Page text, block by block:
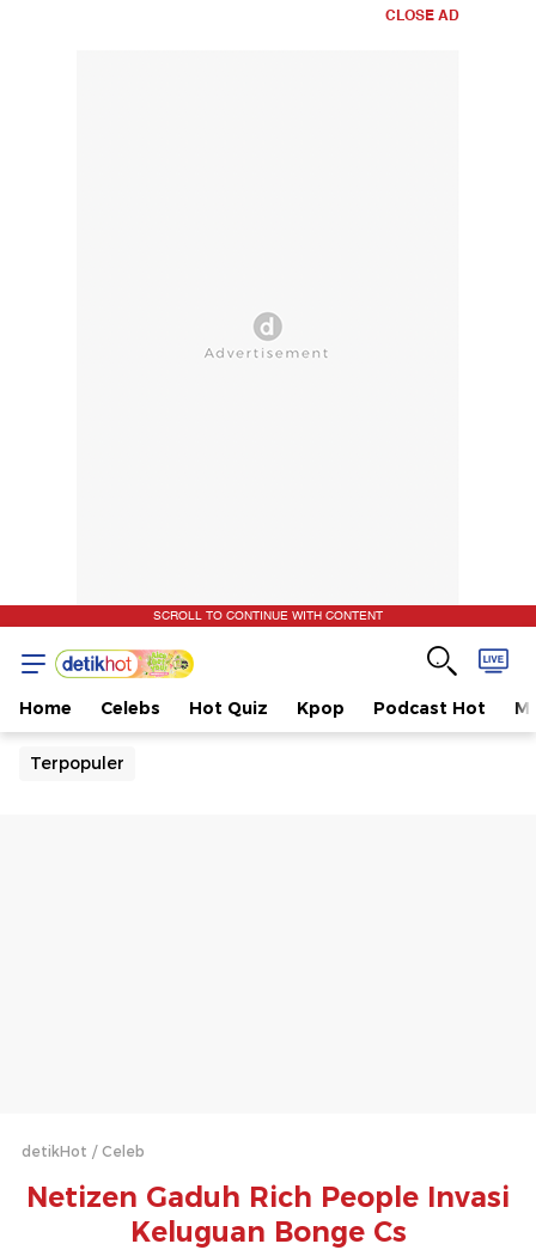
CLOSE AD
SCROLL TO CONTINUE WITH CONTENT
Home Celebs Hot Quiz Kpop Podcast Hot
Terpopuler
detikHot Celeb
Netizen Gaduh Rich People Invasi
Keluguan Bonge Cs